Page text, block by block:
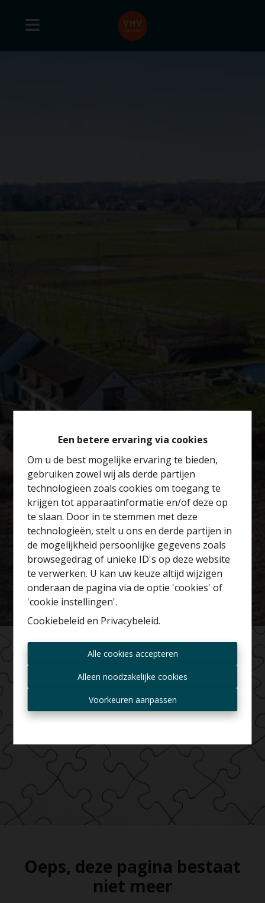
Een betere ervaring via cookies
Om u de best mogelijke ervaring te bieden,
gebruiken zowel wij als derde partijen
technologieën zoals cookies om toegang te
krijgen tot apparaatinformatie en/of deze op
te slaan. Door in te stemmen met deze
technologieën, stelt u ons en derde partijen in
de mogelijkheid persoonlijke gegevens zoals
browsegedrag of unieke ID's op deze website
te verwerken. U kan uw keuze altijd wijzigen
onderaan de pagina via de optie 'cookies' of
'cookie instellingen'.
Cookiebeleid en Privacybeleid.
Alle cookies accepteren
Alleen noodzakelijke cookies
Voorkeuren aanpassen
Oeps, deze pagina bestaat
niet meer
Benieuwd naar de
waarde van je huis?
Gratis schatting
Altijd als eerste op de
hoogte zijn van nieuwe
aanbiedingen?
Ontvang aanbod per mail